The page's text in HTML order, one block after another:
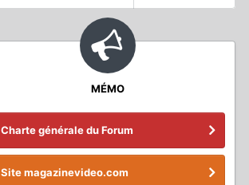
MÉMO
Charte générale du Forum
Site magazinevideo.com